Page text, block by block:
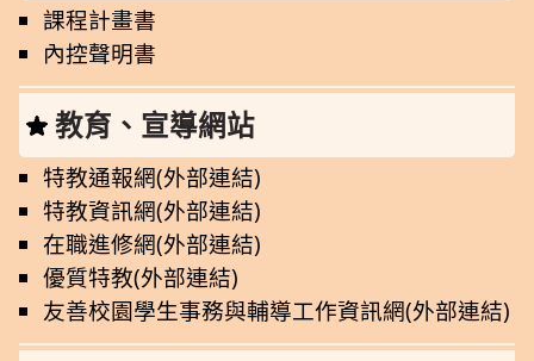
課程計畫書
內控聲明書
教育、宣導網站
特教通報網(外部連結)
特教資訊網(外部連結)
在職進修網(外部連結)
優質特教(外部連結)
友善校園學生事務與輔導工作資訊網(外部連結)